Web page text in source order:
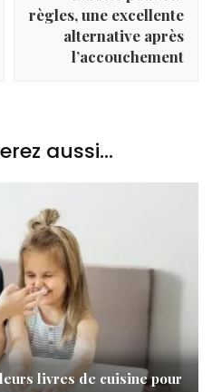
règles, une excellente
alternative après
l’accouchement
aussi...
livres de cuisine pour